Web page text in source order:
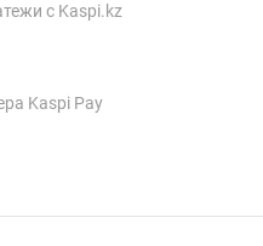
с Kaspi.kz
Kaspi Pay